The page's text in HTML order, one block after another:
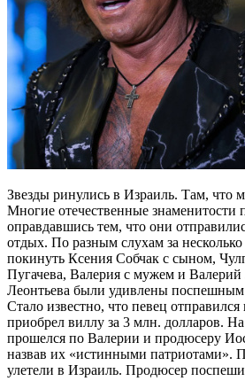
Звезды ринулись в Израиль. Там, что
Многие отечественные знаменитости
оправдавшись тем, что они
отдых. По разным слухам за
покинуть Ксения Собчак с сыном,
Пугачева, Валерия с мужем и
Леонтьева были удивлены поспешным
Стало известно, что певец
приобрел виллу за 3 млн. долларов.
прошелся по Валерии и продюсеру
назвав их «истинными патриотами».
улетели в Израиль. Продюсер